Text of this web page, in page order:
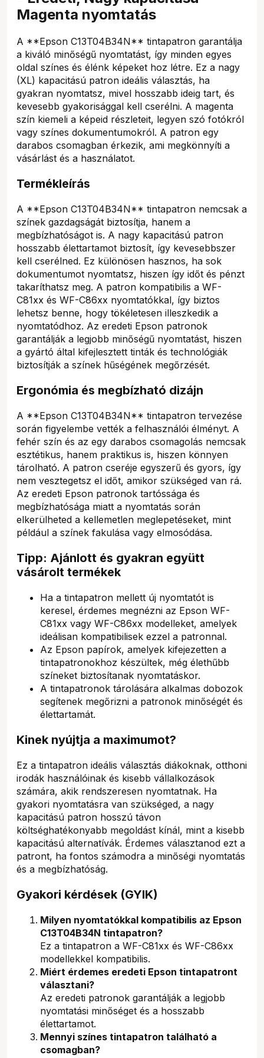
Magenta nyomtatás
A **Epson C13T04B34N** tintapatron garantálja
a kiváló minőségű nyomtatást, így minden egyes
oldal színes és élénk képeket hoz létre. Ez a nagy
(XL) kapacitású patron ideális választás, ha
gyakran nyomtatsz, mivel hosszabb ideig tart, és
kevesebb gyakorisággal kell cserélni. A magenta
szín kiemeli a képeid részleteit, legyen szó fotókról
vagy színes dokumentumokról. A patron egy
darabos csomagban érkezik, ami megkönnyíti a
vásárlást és a használatot.
Termékleírás
A **Epson C13T04B34N** tintapatron nemcsak a
színek gazdagságát biztosítja, hanem a
megbízhatóságot is. A nagy kapacitású patron
hosszabb élettartamot biztosít, így kevesebbszer
kell cserélned. Ez különösen hasznos, ha sok
dokumentumot nyomtatsz, hiszen így időt és pénzt
takaríthatsz meg. A patron kompatibilis a WF-
C81xx és WF-C86xx nyomtatókkal, így biztos
lehetsz benne, hogy tökéletesen illeszkedik a
nyomtatódhoz. Az eredeti Epson patronok
garantálják a legjobb minőségű nyomtatást, hiszen
a gyártó által kifejlesztett tinták és technológiák
biztosítják a színek hűségének megőrzését.
Ergonómia és megbízható dizájn
A **Epson C13T04B34N** tintapatron tervezése
során figyelembe vették a felhasználói élményt. A
fehér szín és az egy darabos csomagolás nemcsak
esztétikus, hanem praktikus is, hiszen könnyen
tárolható. A patron cseréje egyszerű és gyors, így
nem vesztegetsz el időt, amikor szükséged van rá.
Az eredeti Epson patronok tartóssága és
megbízhatósága miatt a nyomtatás során
elkerülheted a kellemetlen meglepetéseket, mint
például a színek fakulása vagy elmosódása.
Tipp: Ajánlott és gyakran együtt
vásárolt termékek
Ha a tintapatron mellett új nyomtatót is
keresel, érdemes megnézni az Epson WF-
C81xx vagy WF-C86xx modelleket, amelyek
ideálisan kompatibilisek ezzel a patronnal.
Az Epson papírok, amelyek kifejezetten a
tintapatronokhoz készültek, még élethűbb
színeket biztosítanak nyomtatáskor.
A tintapatronok tárolására alkalmas dobozok
segítenek megőrizni a patronok minőségét és
élettartamát.
Kinek nyújtja a maximumot?
Ez a tintapatron ideális választás diákoknak, otthoni
irodák használóinak és kisebb vállalkozások
számára, akik rendszeresen nyomtatnak. Ha
gyakori nyomtatásra van szükséged, a nagy
kapacitású patron hosszú távon
költséghatékonyabb megoldást kínál, mint a kisebb
kapacitású alternatívák. Érdemes választanod ezt a
patront, ha fontos számodra a minőségi nyomtatás
és a megbízhatóság.
Gyakori kérdések (GYIK)
Milyen nyomtatókkal kompatibilis az Epson
C13T04B34N tintapatron?
Ez a tintapatron a WF-C81xx és WF-C86xx
modellekkel kompatibilis.
Miért érdemes eredeti Epson tintapatront
választani?
Az eredeti patronok garantálják a legjobb
nyomtatási minőséget és a hosszabb
élettartamot.
Mennyi színes tintapatron található a
csomagban?